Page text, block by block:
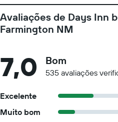
Avaliações de Days Inn
Farmington NM
7,0 Bom
535 avaliações
Excelente
Muito bom